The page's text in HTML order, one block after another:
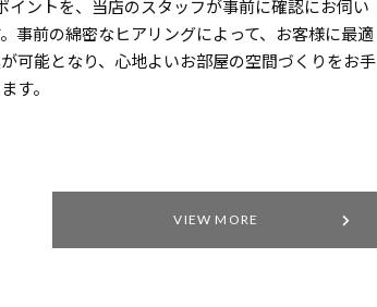
イントを、当店のスタッフが事前に確認にお伺い
事前の綿密なヒアリングによって、お客様に最適
可能となり、心地よいお部屋の空間づくりをお手
す。
VIEW MORE